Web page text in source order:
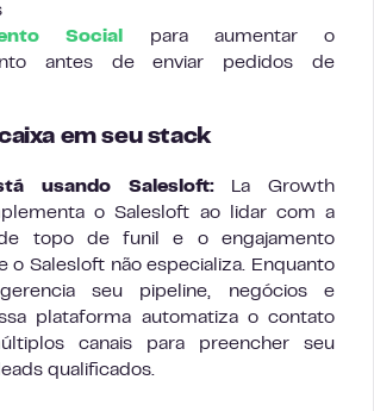
Social
para aumentar o
antes de enviar pedidos de
em seu stack
usando Salesloft:La Growth
o Salesloft ao lidar com a
topo de funil e o engajamento
o Salesloft não especializa. Enquanto
seu pipeline, negócios e
plataforma automatiza o contato
canais para preencher seu
qualificados.